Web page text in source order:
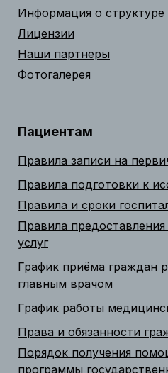
Информация о структуре
Лицензии
Наши партнеры
Фотогалерея
Пациентам
Правила записи на
Правила подготовки к
Правила и сроки
Правила
услуг
График приёма граждан
главным врачом
График работы
Права и обязанности
Порядок получения
программы